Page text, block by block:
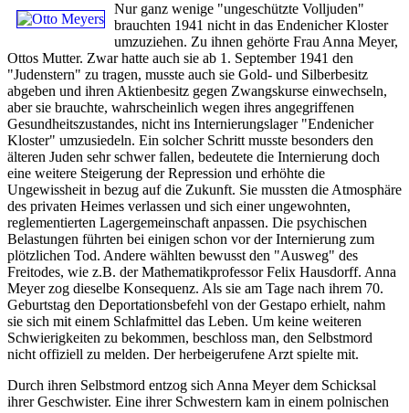
Nur ganz wenige "ungeschützte Volljuden"
brauchten 1941 nicht in das Endenicher Kloster
umzuziehen. Zu ihnen gehörte Frau Anna Meyer,
Ottos Mutter. Zwar hatte auch sie ab 1. September 1941 den
"Judenstern" zu tragen, musste auch sie Gold- und Silberbesitz
abgeben und ihren Aktienbesitz gegen Zwangskurse einwechseln,
aber sie brauchte, wahrscheinlich wegen ihres angegriffenen
Gesundheitszustandes, nicht ins Internierungslager "Endenicher
Kloster" umzusiedeln. Ein solcher Schritt musste besonders den
älteren Juden sehr schwer fallen, bedeutete die Internierung doch
eine weitere Steigerung der Repression und erhöhte die
Ungewissheit in bezug auf die Zukunft. Sie mussten die Atmosphäre
des privaten Heimes verlassen und sich einer ungewohnten,
reglementierten Lagergemeinschaft anpassen. Die psychischen
Belastungen führten bei einigen schon vor der Internierung zum
plötzlichen Tod. Andere wählten bewusst den "Ausweg" des
Freitodes, wie z.B. der Mathematikprofessor Felix Hausdorff. Anna
Meyer zog dieselbe Konsequenz. Als sie am Tage nach ihrem 70.
Geburtstag den Deportationsbefehl von der Gestapo erhielt, nahm
sie sich mit einem Schlafmittel das Leben. Um keine weiteren
Schwierigkeiten zu bekommen, beschloss man, den Selbstmord
nicht offiziell zu melden. Der herbeigerufene Arzt spielte mit.
Durch ihren Selbstmord entzog sich Anna Meyer dem Schicksal
ihrer Geschwister. Eine ihrer Schwestern kam in einem polnischen